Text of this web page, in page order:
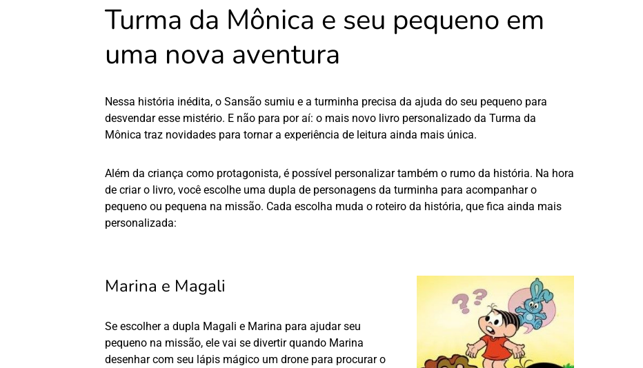
Turma da Mônica e seu pequeno em
uma nova aventura
Nessa história inédita, o Sansão sumiu e a turminha precisa da ajuda do seu pequeno para
desvendar esse mistério. E não para por aí: o mais novo livro personalizado da Turma da
Mônica traz novidades para tornar a experiência de leitura ainda mais única.
Além da criança como protagonista, é possível personalizar também o rumo da história. Na hora
de criar o livro, você escolhe uma dupla de personagens da turminha para acompanhar o
pequeno ou pequena na missão. Cada escolha muda o roteiro da história, que fica ainda mais
personalizada:
Marina e Magali
Se escolher a dupla Magali e Marina para ajudar seu
pequeno na missão, ele vai se divertir quando Marina
desenhar com seu lápis mágico um drone para procurar o